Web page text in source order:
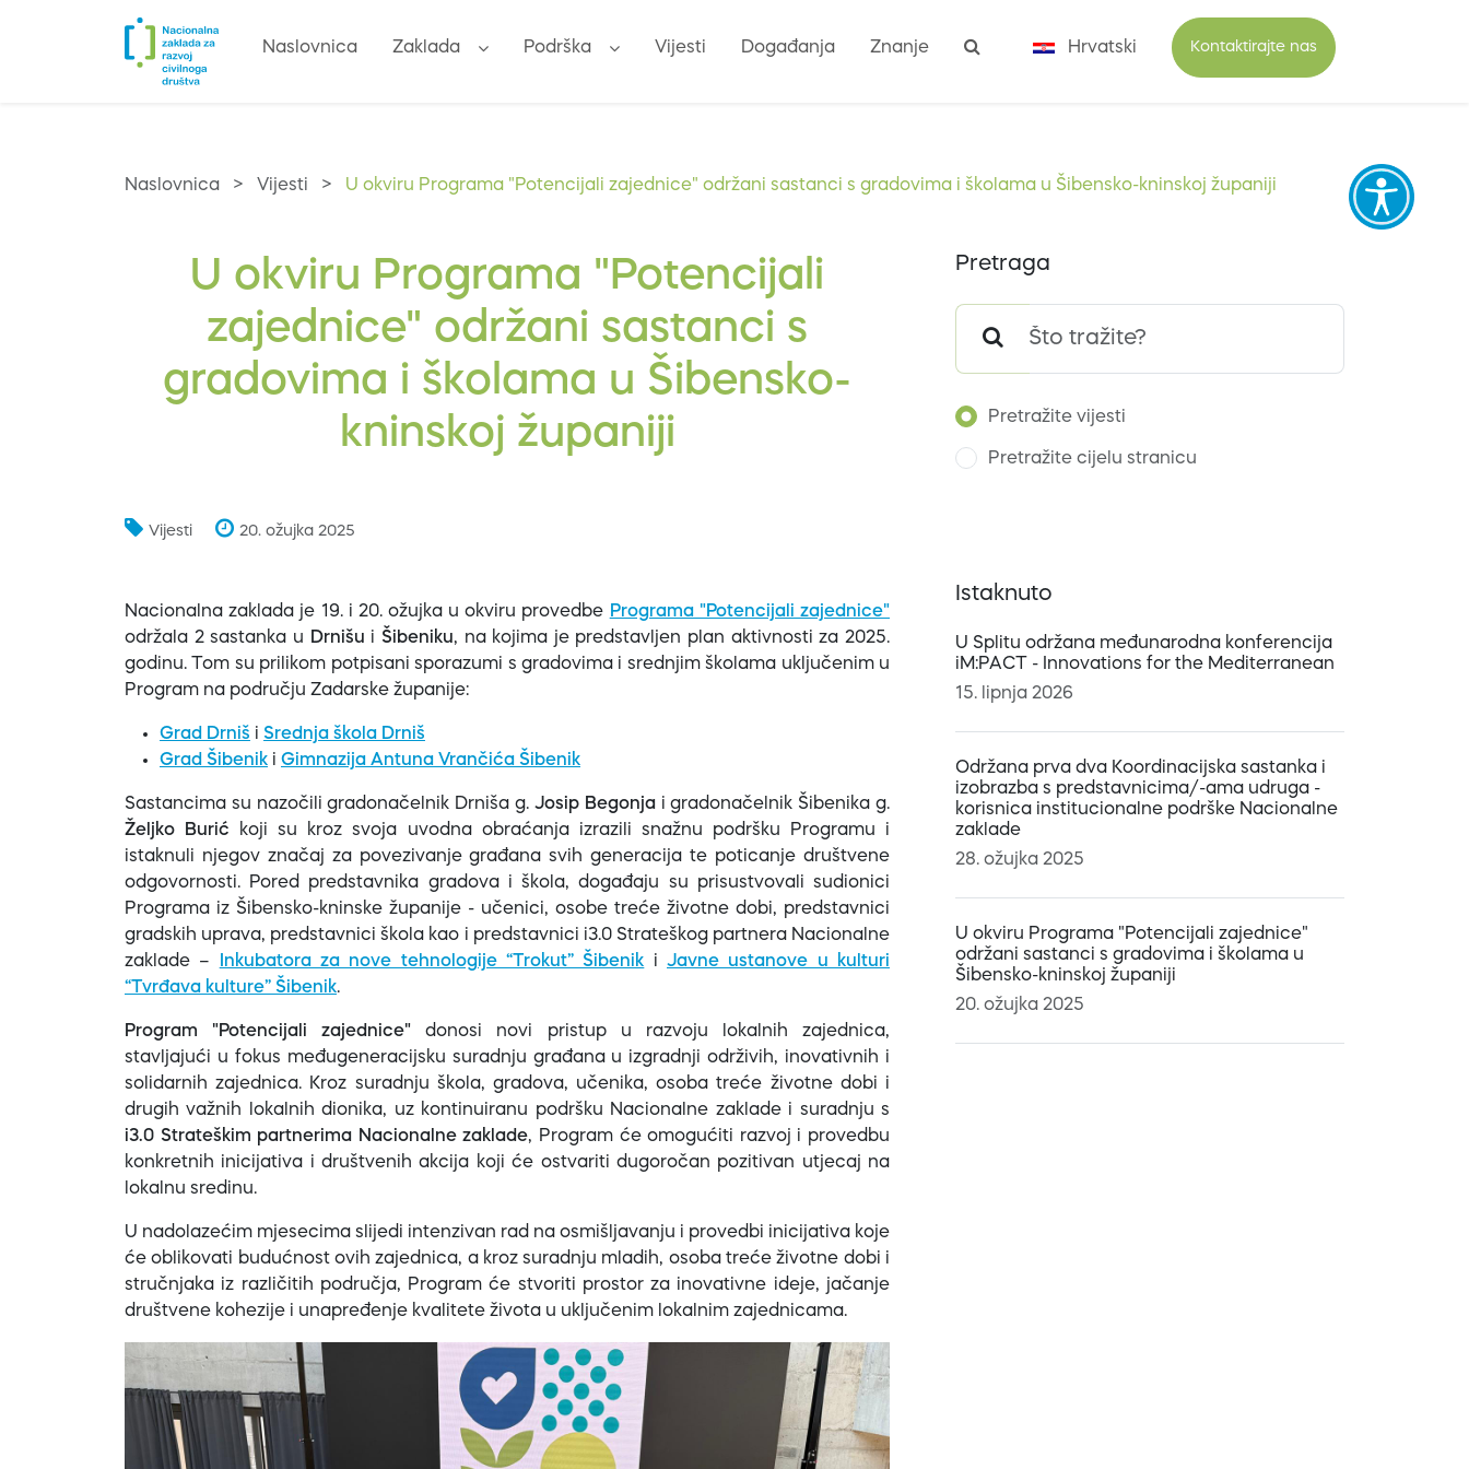
Naslovnica Zaklada Podrška Vijesti Događanja Znanje Hrvatski Kontaktirajte nas
Naslovnica > Vijesti > U okviru Programa "Potencijali zajednice" održani sastanci s gradovima i školama u Šibensko-kninskoj županiji
U okviru Programa "Potencijali
zajednice" održani sastanci s
gradovima i školama u Šibensko-
kninskoj županiji
Vijesti 20. ožujka 2025
Nacionalna zaklada je 19. i 20. ožujka u okviru provedbe Programa "Potencijali zajednice"
održala 2 sastanka u Drnišu i Šibeniku, na kojima je predstavljen plan aktivnosti za 2025.
godinu. Tom su prilikom potpisani sporazumi s gradovima i srednjim školama uključenim u
Program na području Zadarske županije:
Grad Drniš i Srednja škola Drniš
Grad Šibenik i Gimnazija Antuna Vrančića Šibenik
Sastancima su nazočili gradonačelnik Drniša g. Josip Begonja i gradonačelnik Šibenika g.
Željko Burić koji su kroz svoja uvodna obraćanja izrazili snažnu podršku Programu i
istaknuli njegov značaj za povezivanje građana svih generacija te poticanje društvene
odgovornosti. Pored predstavnika gradova i škola, događaju su prisustvovali sudionici
Programa iz Šibensko-kninske županije - učenici, osobe treće životne dobi, predstavnici
gradskih uprava, predstavnici škola kao i predstavnici i3.0 Strateškog partnera Nacionalne
zaklade –
Inkubatora za nove tehnologije “Trokut” Šibenik iJavne ustanove u kulturi
“Tvrđava kulture” Šibenik.
Program "Potencijali zajednice"donosi novi pristup u razvoju lokalnih zajednica,
stavljajući u fokus međugeneracijsku suradnju građana u izgradnji održivih, inovativnih i
solidarnih zajednica. Kroz suradnju škola, gradova, učenika, osoba treće životne dobi i
drugih važnih lokalnih dionika, uz kontinuiranu podršku Nacionalne zaklade i suradnju s
i3.0 Strateškim partnerima Nacionalne zaklade, Program će omogućiti razvoj i provedbu
konkretnih inicijativa i društvenih akcija koji će ostvariti dugoročan pozitivan utjecaj na
lokalnu sredinu.
U nadolazećim mjesecima slijedi intenzivan rad na osmišljavanju i provedbi inicijativa koje
će oblikovati budućnost ovih zajednica, a kroz suradnju mladih, osoba treće životne dobi i
stručnjaka iz različitih područja, Program će stvoriti prostor za inovativne ideje, jačanje
društvene kohezije i unapređenje kvalitete života u uključenim lokalnim zajednicama.
Pretraga
Pretražite vijesti
Pretražite cijelu stranicu
Istaknuto
U Splitu održana međunarodna konferencija
iM:PACT - Innovations for the Mediterranean
15. lipnja 2026
Održana prva dva Koordinacijska sastanka i
izobrazba s predstavnicima/-ama udruga -
korisnica institucionalne podrške Nacionalne
zaklade
28. ožujka 2025
U okviru Programa "Potencijali zajednice"
održani sastanci s gradovima i školama u
Šibensko-kninskoj županiji
20. ožujka 2025